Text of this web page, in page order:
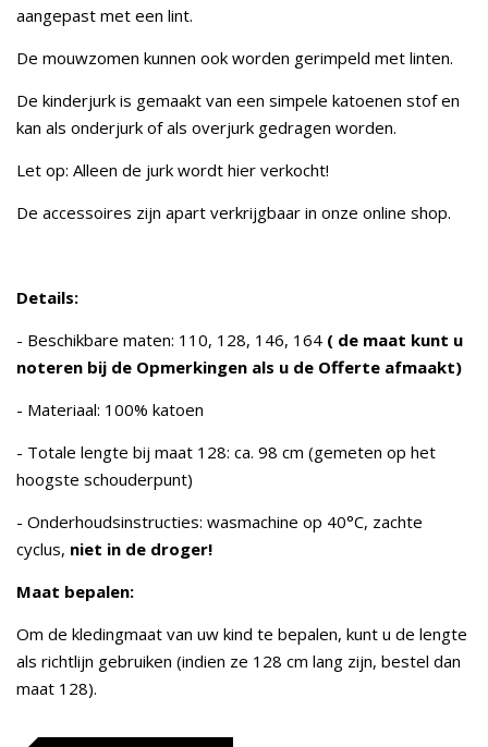
aangepast met een lint.
De mouwzomen kunnen ook worden gerimpeld met linten.
De kinderjurk is gemaakt van een simpele katoenen stof en
kan als onderjurk of als overjurk gedragen worden.
Let op: Alleen de jurk wordt hier verkocht!
De accessoires zijn apart verkrijgbaar in onze online shop.
Details:
- Beschikbare maten: 110, 128, 146, 164 ( de maat kunt u
noteren bij de Opmerkingen als u de Offerte afmaakt)
- Materiaal: 100% katoen
- Totale lengte bij maat 128: ca. 98 cm (gemeten op het
hoogste schouderpunt)
- Onderhoudsinstructies: wasmachine op 40°C, zachte
cyclus, niet in de droger!
Maat bepalen:
Om de kledingmaat van uw kind te bepalen, kunt u de lengte
als richtlijn gebruiken (indien ze 128 cm lang zijn, bestel dan
maat 128).